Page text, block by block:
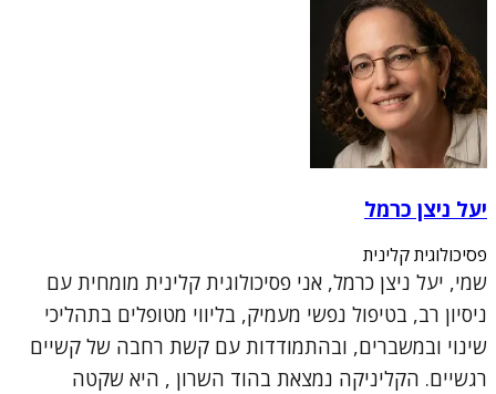
יעל ניצן כרמל
פסיכולוגית קלינית
שמי, יעל ניצן כרמל, אני פסיכולוגית קלינית מומחית עם
ניסיון רב, בטיפול נפשי מעמיק, בליווי מטופלים בתהליכי
שינוי ובמשברים, ובהתמודדות עם קשת רחבה של קשיים
רגשיים. הקליניקה נמצאת בהוד השרון , היא שקטה